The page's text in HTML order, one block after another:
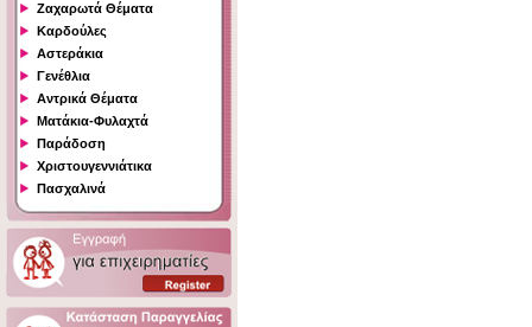
Ζαχαρωτά Θέματα
Καρδούλες
Αστεράκια
Γενέθλια
Αντρικά Θέματα
Ματάκια-Φυλαχτά
Παράδοση
Χριστουγεννιάτικα
Πασχαλινά